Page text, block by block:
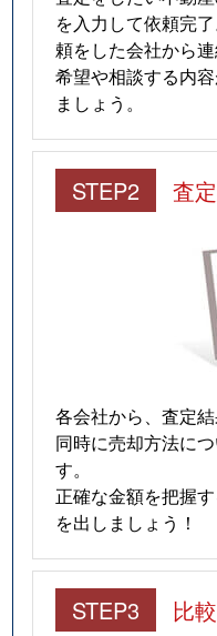
を入力して依頼完
頼をした会社から連
希望や相談する内
ましょう。
STEP2 査
各会社から、査定結
同時に売却方法に
す。
正確な金額を把握
を出しましょう！
STEP3 比